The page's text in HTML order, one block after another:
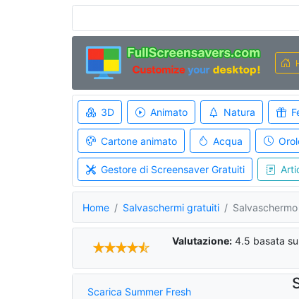
3D Animato Natura
Cartone animato Acqua
Gestore di Screensaver Gratuiti
Home Salvaschermi gratuiti
Valutazione: 4.5 basata su
Scarica Summer Fresh